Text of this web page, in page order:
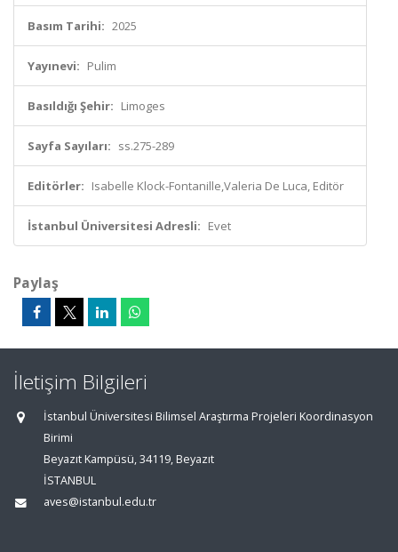
Basım Tarihi: 2025
Yayınevi: Pulim
Basıldığı Şehir: Limoges
Sayfa Sayıları: ss.275-289
Editörler: Isabelle Klock-Fontanille,Valeria De Luca, Editör
İstanbul Üniversitesi Adresli: Evet
Paylaş
İletişim Bilgileri
İstanbul Üniversitesi Bilimsel Araştırma Projeleri Koordinasyon
Birimi
Beyazıt Kampüsü, 34119, Beyazıt
İSTANBUL
aves@istanbul.edu.tr